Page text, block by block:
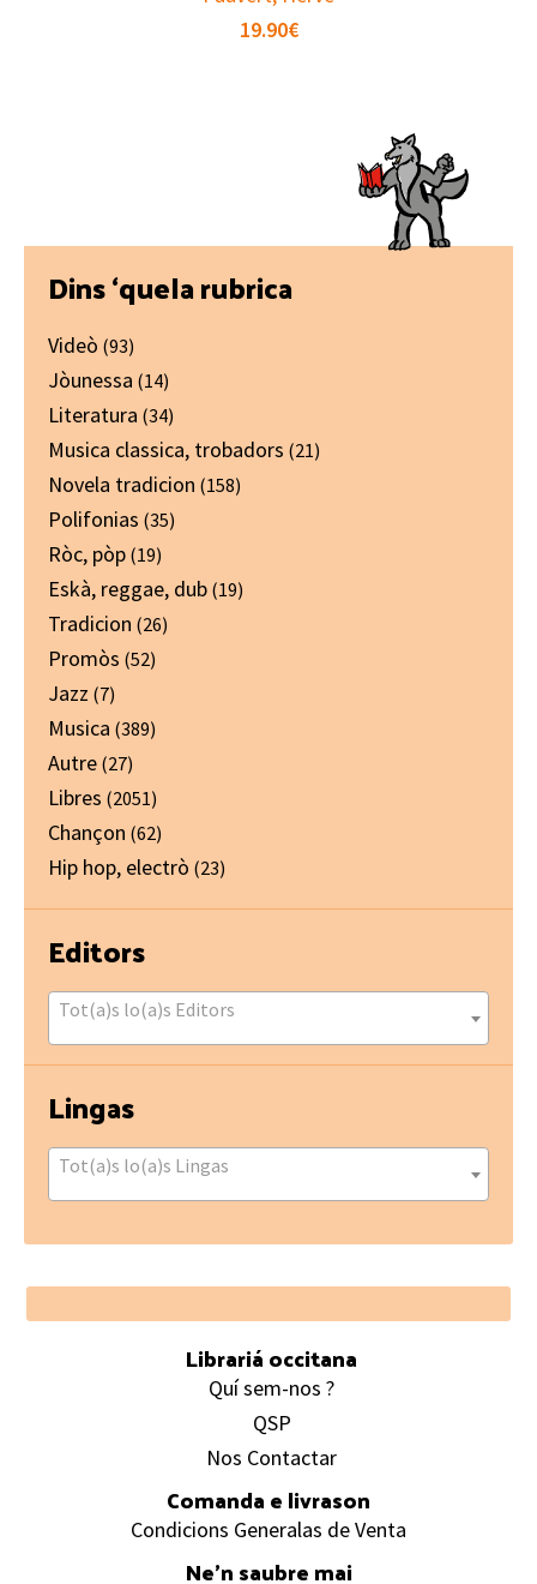
19.90€
Primary
Sidebar
Dins ‘quela rubrica
Videò (93)
Jòunessa (14)
Literatura (34)
Musica classica, trobadors (21)
Novela tradicion (158)
Polifonias (35)
Ròc, pòp (19)
Eskà, reggae, dub (19)
Tradicion (26)
Promòs (52)
Jazz (7)
Musica (389)
Autre (27)
Libres (2051)
Chançon (62)
Hip hop, electrò (23)
Editors
Tot(a)s lo(a)s Editors
Lingas
Tot(a)s lo(a)s Lingas
Footer
Librariá occitana
Quí sem-nos ?
QSP
Nos Contactar
Comanda e livrason
Condicions Generalas de Venta
Ne’n saubre mai